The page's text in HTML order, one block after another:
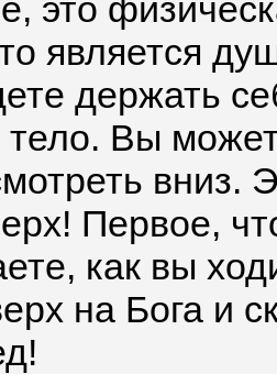
это
является
держать
Вы
вниз.
Первое,
как вы
на Бога и